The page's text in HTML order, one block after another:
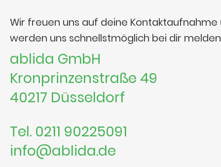
Wir freuen uns auf deine Kontaktaufnahme
werden uns schnellstmöglich bei dir
ablida GmbH
Kronprinzenstraße 49
40217 Düsseldorf
Tel. 0211 90225091
info@ablida.de